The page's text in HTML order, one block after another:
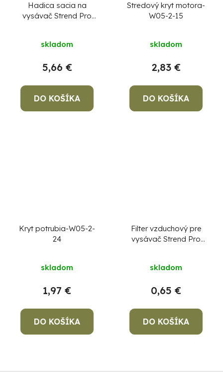
Hadica sacia na
vysávač Strend Pro
skladom
5,66 €
DO KOŠÍKA
Stredový kryt motora-
W05-2-15
skladom
2,83 €
DO KOŠÍKA
Kryt potrubia-W05-2-
24
skladom
1,97 €
DO KOŠÍKA
Filter vzduchový pre
vysávač Strend Pro
skladom
0,65 €
DO KOŠÍKA
Z